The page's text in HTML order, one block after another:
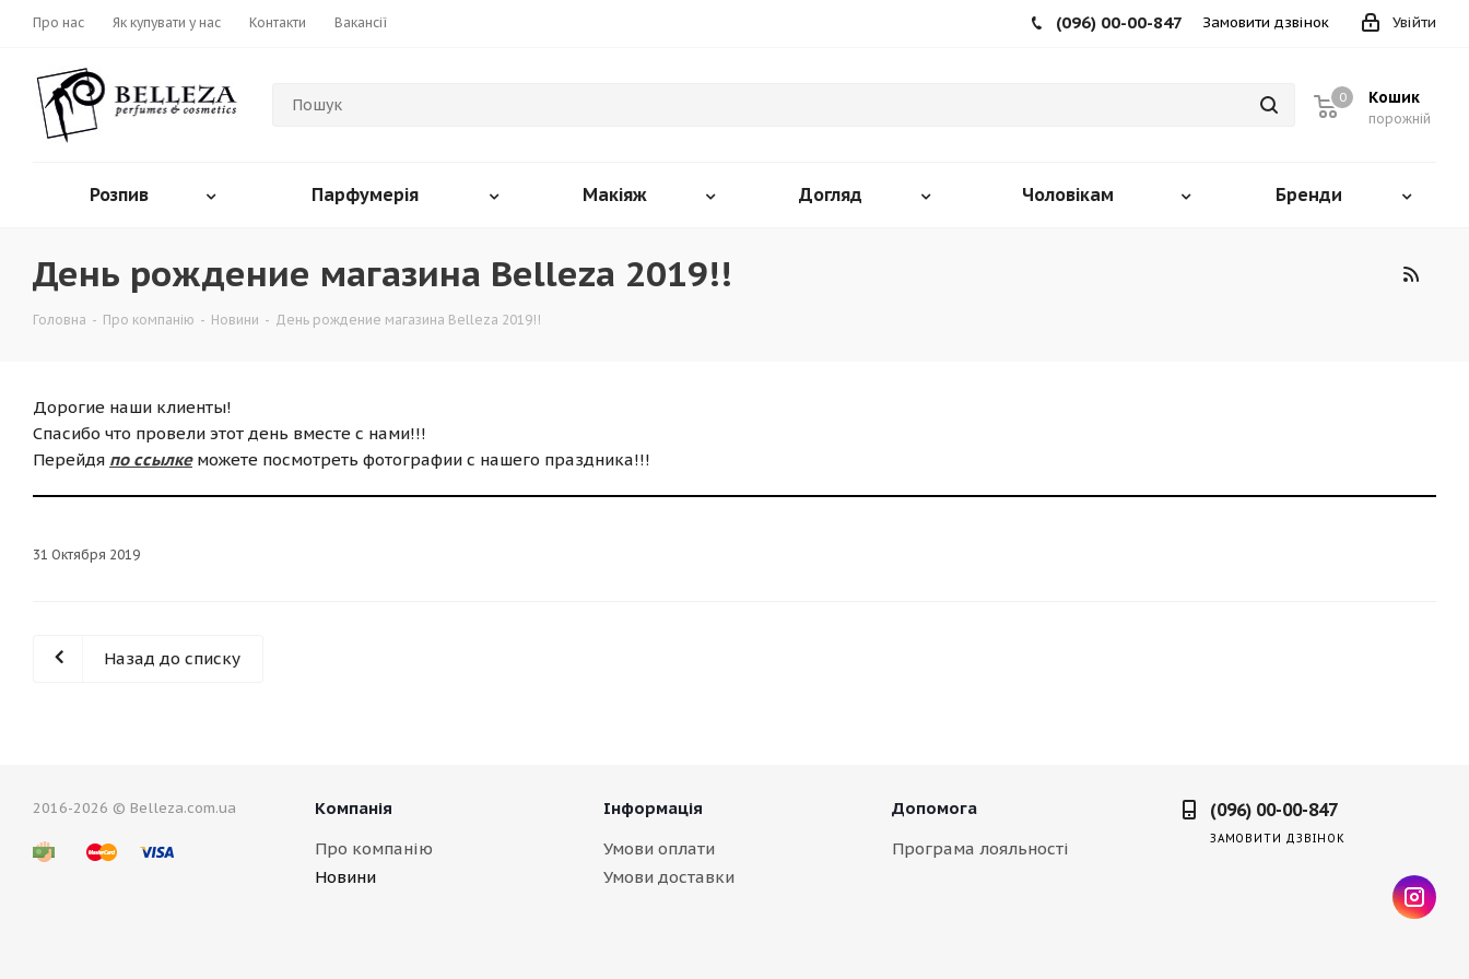
Про нас Як купувати у нас Контакти Вакансії Увійти
(096) 00-00-847 Замовити дзвінок
Кошик
порожній
0
Розпив Парфумерія Макіяж Догляд Чоловікам Бренди
День рождение магазина Belleza 2019!!
Головна - Про компанію - Новини - День рождение магазина Belleza 2019!!
Дорогие наши клиенты!
Спасибо что провели этот день вместе с нами!!!
Перейдя по ссылкеможете посмотреть фотографии с нашего праздника!!!
31 Октября 2019
Назад до списку
2016-2026 © Belleza.com.ua
Компанія
Про компанію
Новини
Інформація
Умови оплати
Умови доставки
Допомога
Програма лояльності
(096) 00-00-847
ЗАМОВИТИ ДЗВІНОК